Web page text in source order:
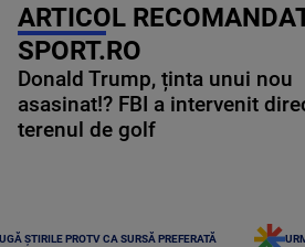
ARTICOL
SPORT.RO
Donald Trump, ținta unui nou
asasinat!? FBI a intervenit
terenul de golf
ȘTIRILE PROTV CA SURSĂ PREFERATĂ